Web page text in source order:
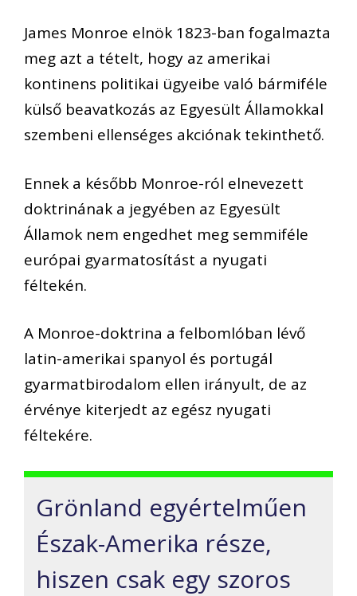
James Monroe elnök 1823-ban fogalmazta
meg azt a tételt, hogy az amerikai
kontinens politikai ügyeibe való bármiféle
külső beavatkozás az Egyesült Államokkal
szembeni ellenséges akciónak tekinthető.
Ennek a később Monroe-ról elnevezett
doktrinának a jegyében az Egyesült
Államok nem engedhet meg semmiféle
európai gyarmatosítást a nyugati
féltekén.
A Monroe-doktrina a felbomlóban lévő
latin-amerikai spanyol és portugál
gyarmatbirodalom ellen irányult, de az
érvénye kiterjedt az egész nyugati
féltekére.
Grönland egyértelműen
Észak-Amerika része,
hiszen csak egy szoros